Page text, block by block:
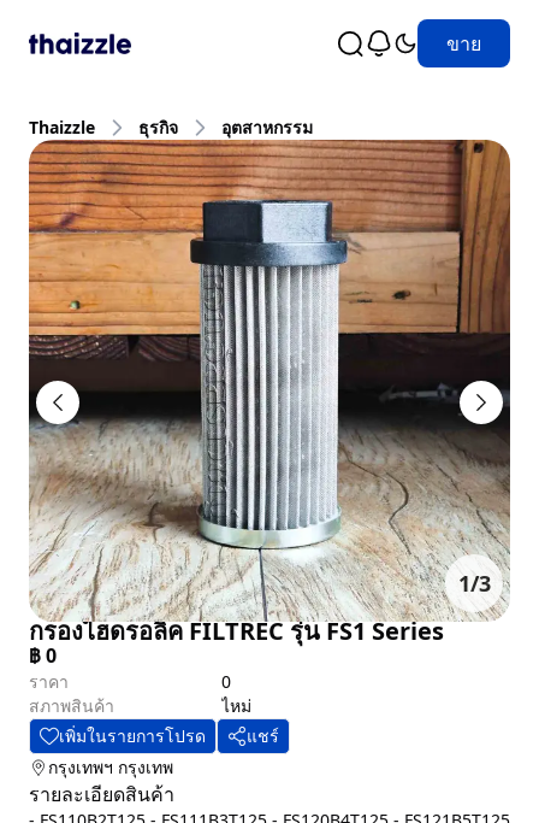
ขาย
Thaizzle ธุรกิจ อุตสาหกรรม
1/3
กรองไฮดรอลิค FILTREC รุ่น FS1 Series
฿0
ราคา
0
สภาพสินค้า
ไหม่
เพิ่มในรายการโปรด
แชร์
กรุงเทพฯ กรุงเทพ
รายละเอียดสินค้า